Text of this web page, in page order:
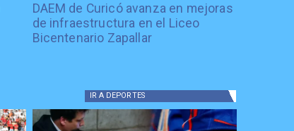
DAEM de Curicó avanza en mejoras
de infraestructura en el Liceo
Bicentenario Zapallar
IR A DEPORTES